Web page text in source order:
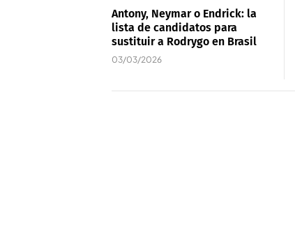
Antony, Neymar o Endrick: la
lista de candidatos para
sustituir a Rodrygo en Brasil
03/03/2026